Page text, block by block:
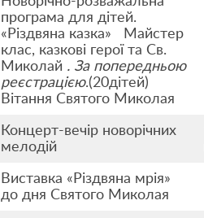
програма для дітей.
«Різдвяна казка» Майстер
клас, казкові герої та Св.
Миколай . За попередньою
реєстрацією.(20дітей)
Вітання Святого Миколая
Концерт-вечір новорічних
мелодій
Виставка «Різдвяна мрія»
до дня Святого Миколая